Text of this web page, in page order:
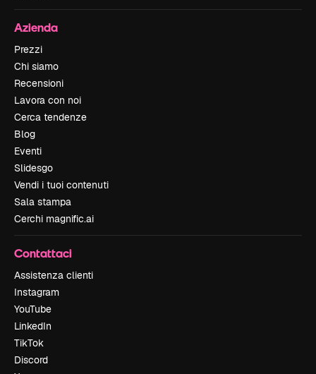
Azienda
Prezzi
Chi siamo
Recensioni
Lavora con noi
Cerca tendenze
Blog
Eventi
Slidesgo
Vendi i tuoi contenuti
Sala stampa
Cerchi magnific.ai
Contattaci
Assistenza clienti
Instagram
YouTube
LinkedIn
TikTok
Discord